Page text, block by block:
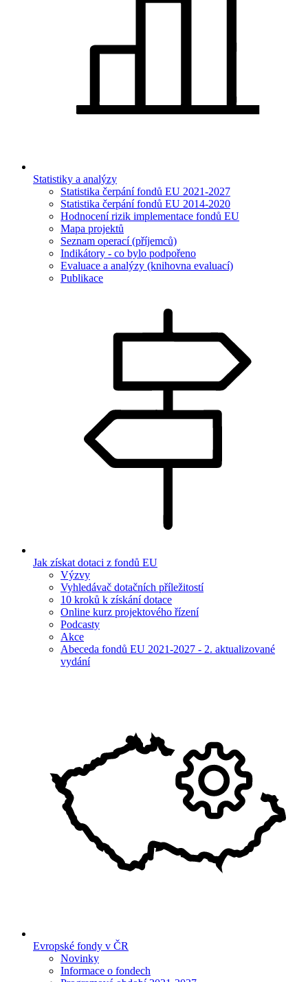
Statistiky a analýzy
Statistika čerpání fondů EU 2021-2027
Statistika čerpání fondů EU 2014-2020
Hodnocení rizik implementace fondů EU
Mapa projektů
Seznam operací (příjemců)
Indikátory - co bylo podpořeno
Evaluace a analýzy (knihovna evaluací)
Publikace
Jak získat dotaci z fondů EU
Výzvy
Vyhledávač dotačních příležitostí
10 kroků k získání dotace
Online kurz projektového řízení
Podcasty
Akce
Abeceda fondů EU 2021-2027 - 2. aktualizované
vydání
Evropské fondy v ČR
Novinky
Informace o fondech